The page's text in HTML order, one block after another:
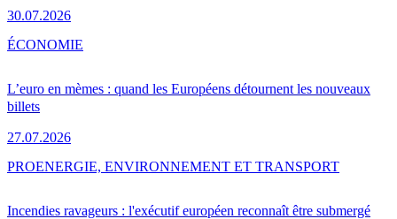
30.07.2026
L’euro en mèmes : quand les Européens détournent les nouveaux
billets
27.07.2026
ÉCONOMIE
Incendies ravageurs : l'exécutif européen reconnaît être submergé
PROENERGIE, ENVIRONNEMENT ET TRANSPORT